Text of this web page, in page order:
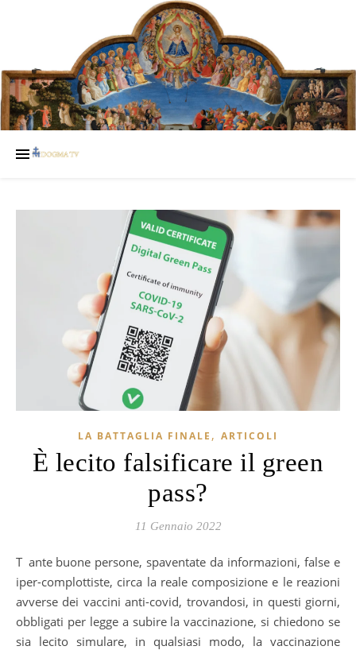
LA BATTAGLIA FINALE , ARTICOLI
È lecito falsificare il green
pass?
11 Gennaio 2022
Tante buone persone, spaventate da informazioni, false e
iper-complottiste, circa la reale composizione e le reazioni
avverse dei vaccini anti-covid, trovandosi, in questi giorni,
obbligati per legge a subire la vaccinazione, si chiedono se
sia lecito simulare, in qualsiasi modo, la vaccinazione